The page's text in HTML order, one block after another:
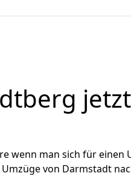
wenn man sich für einen
von Darmstadt